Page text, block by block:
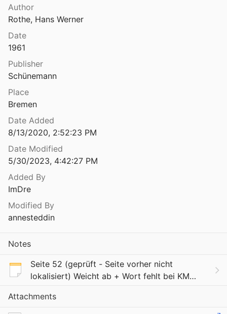
Author
Rothe, Hans Werner
Date
1961
Publisher
Schünemann
Place
Bremen
Date Added
8/13/2020, 2:52:23 PM
Date Modified
5/30/2023, 4:42:27 PM
Added By
ImDre
Modified By
annesteddin
Notes
Seite 52 (geprüft - Seite vorher nicht
lokalisiert) Weicht ab + Wort fehlt bei KM
Anerkennung der außerwissenschaftlichen,
Attachments